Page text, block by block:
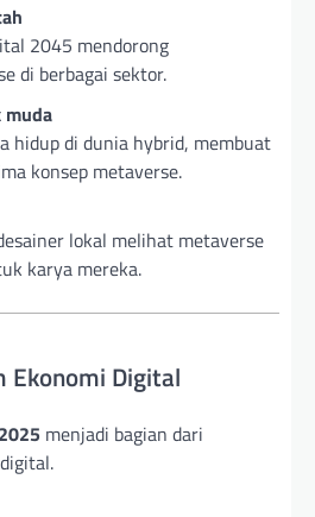
2045 mendorong
di berbagai sektor.
muda
hidup di dunia hybrid, membuat
konsep metaverse.
lokal melihat metaverse
karya mereka.
Ekonomi Digital
menjadi bagian dari